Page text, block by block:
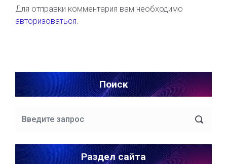
Для отправки комментария вам необходимо
авторизоваться.
Поиск
Раздел сайта